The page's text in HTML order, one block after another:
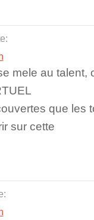
mele au talent,
que les
sur cette